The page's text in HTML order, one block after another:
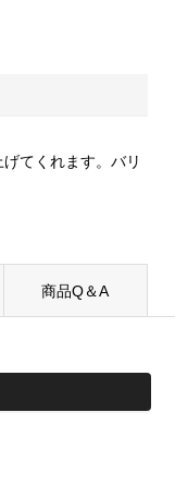
てくれます。バリ
商品Q＆A